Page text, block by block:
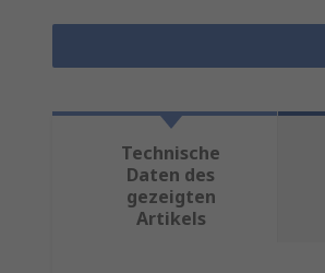
Technische
Daten des
gezeigten
Artikels